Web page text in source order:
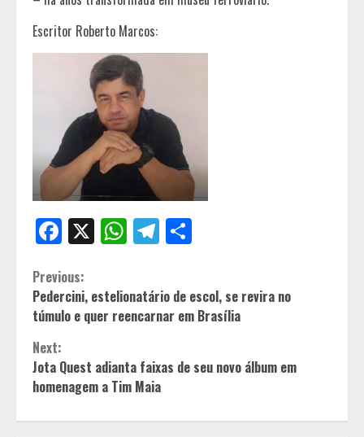
Escritor Roberto Marcos:
Facebook
X WhatsApp
Telegram
Continue
Reading
Previous:
Pedercini, estelionatário de escol, se revira no
túmulo e quer reencarnar em Brasília
Next:
Jota Quest adianta faixas de seu novo álbum em
homenagem a Tim Maia